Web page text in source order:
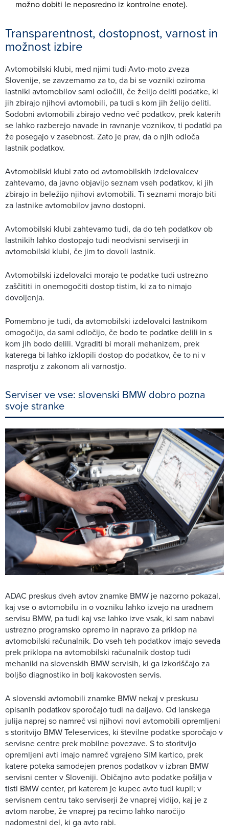
možno dobiti le neposredno iz kontrolne enote).
Transparentnost, dostopnost, varnost in
možnost izbire
Avtomobilski klubi, med njimi tudi Avto-moto zveza
Slovenije, se zavzemamo za to, da bi se vozniki oziroma
lastniki avtomobilov sami odločili, če želijo deliti podatke, ki
jih zbirajo njihovi avtomobili, pa tudi s kom jih želijo deliti.
Sodobni avtomobili zbirajo vedno več podatkov, prek katerih
se lahko razberejo navade in ravnanje voznikov, ti podatki pa
že posegajo v zasebnost. Zato je prav, da o njih odloča
lastnik podatkov.
Avtomobilski klubi zato od avtomobilskih izdelovalcev
zahtevamo, da javno objavijo seznam vseh podatkov, ki jih
zbirajo in beležijo njihovi avtomobili. Ti seznami morajo biti
za lastnike avtomobilov javno dostopni.
Avtomobilski klubi zahtevamo tudi, da do teh podatkov ob
lastnikih lahko dostopajo tudi neodvisni serviserji in
avtomobilski klubi, če jim to dovoli lastnik.
Avtomobilski izdelovalci morajo te podatke tudi ustrezno
zaščititi in onemogočiti dostop tistim, ki za to nimajo
dovoljenja.
Pomembno je tudi, da avtomobilski izdelovalci lastnikom
omogočijo, da sami odločijo, če bodo te podatke delili in s
kom jih bodo delili. Vgraditi bi morali mehanizem, prek
katerega bi lahko izklopili dostop do podatkov, če to ni v
nasprotju z zakonom ali varnostjo.
Serviser ve vse: slovenski BMW dobro pozna
svoje stranke
ADAC preskus dveh avtov znamke BMW je nazorno pokazal,
kaj vse o avtomobilu in o vozniku lahko izvejo na uradnem
servisu BMW, pa tudi kaj vse lahko izve vsak, ki sam nabavi
ustrezno programsko opremo in napravo za priklop na
avtomobilski računalnik. Do vseh teh podatkov imajo seveda
prek priklopa na avtomobilski računalnik dostop tudi
mehaniki na slovenskih BMW servisih, ki ga izkoriščajo za
boljšo diagnostiko in bolj kakovosten servis.
A slovenski avtomobili znamke BMW nekaj v preskusu
opisanih podatkov sporočajo tudi na daljavo. Od lanskega
julija naprej so namreč vsi njihovi novi avtomobili opremljeni
s storitvijo BMW Teleservices, ki številne podatke sporočajo v
servisne centre prek mobilne povezave. S to storitvijo
opremljeni avti imajo namreč vgrajeno SIM kartico, prek
katere poteka samodejen prenos podatkov v izbran BMW
servisni center v Sloveniji. Običajno avto podatke pošilja v
tisti BMW center, pri katerem je kupec avto tudi kupil; v
servisnem centru tako serviserji že vnaprej vidijo, kaj je z
avtom narobe, že vnaprej pa recimo lahko naročijo
nadomestni del, ki ga avto rabi.